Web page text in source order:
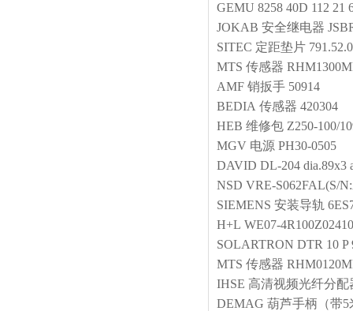
GEMU 8258 40D 112 21
JOKAB 安全继电器
SITEC 定距垫片
MTS 传感器
AMF 销扳手 50914
BEDIA 传感器 420304
HEB 维修包 Z250-100/
MGV 电源 PH30-0505
DAVID DL-204 dia.89x3
NSD VRE-S062FAL(S/
SIEMENS 安装导轨
H+L WE07-4R100Z02410
SOLARTRON DTR 10 P
MTS 传感器
IHSE 高清视频光纤分配
DEMAG 葫芦手柄（带5